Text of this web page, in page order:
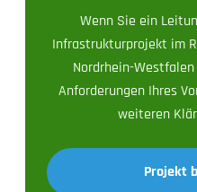
Wenn Sie ein
Infrastrukturprojekt im
Nordrhein-
Anforderungen Ihres
weiteren
Projekt